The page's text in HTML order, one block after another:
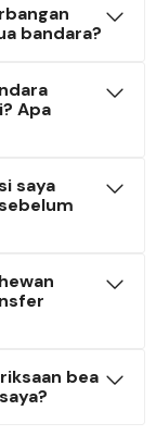
bandara?
Apa
saya
bea